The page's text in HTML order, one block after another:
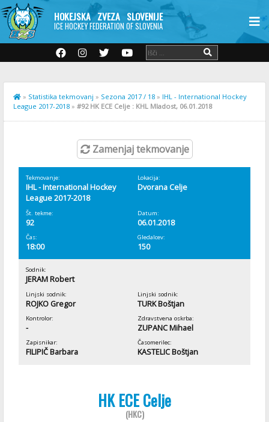
HOKEJSKA ZVEZA SLOVENIJE
ICE HOCKEY FEDERATION OF SLOVENIA
» Statistika tekmovanj » Sezona 2017 / 18 » IHL - International Hockey
League 2017-2018 » #92 HK ECE Celje : KHL Mladost, 06.01.2018
Zamenjaj tekmovanje
Tekmovanje:
IHL - International Hockey
League 2017-2018
Lokacija:
Dvorana Celje
Št. tekme:
92
Datum:
06.01.2018
Čas:
18:00
Gledalcev:
150
Sodnik:
JERAM Robert
Linjski sodnik:
ROJKO Gregor
Linjski sodnik:
TURK Boštjan
Kontrolor:
-
Zdravstvena oskrba:
ZUPANC Mihael
Zapisnikar:
FILIPIČ Barbara
Časomerilec:
KASTELIC Boštjan
HK ECE Celje
(HKC)